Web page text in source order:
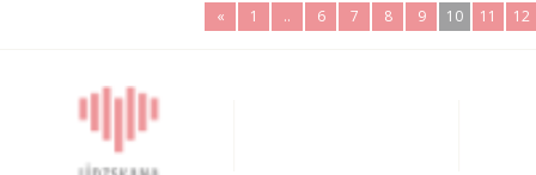
« 1 .. 6 7 8 9 10 11 12